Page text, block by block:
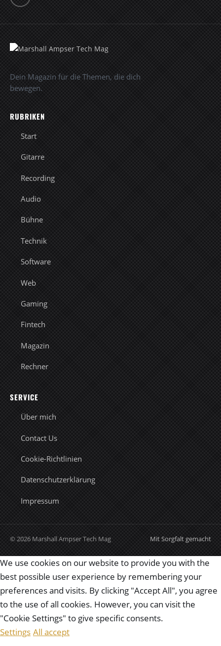
Dein Magazin für die Themen, die dich
bewegen.
RUBRIKEN
Start
Gitarre
Recording
Audio
Bühne
Technik
Software
Web
Gaming
Fintech
Magazin
Rechner
SERVICE
Über mich
Contact Us
Cookie-Richtlinien
Datenschutzerklärung
Impressum
© 2026 Marshall Ampser Tech Mag Mit Sorgfalt gemacht
We use cookies on our website to provide you with the
best possible user experience by remembering your
preferences and visits. By clicking "Accept All", you agree
to the use of all cookies. However, you can visit the
"Cookie Settings" to give specific consents.
Settings All accept